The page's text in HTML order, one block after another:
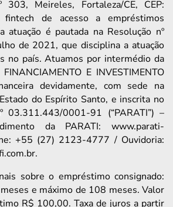
303, Meireles, Fortaleza/CE, CEP:
de acesso a empréstimos
atuação é pautada na Resolução nº
de 2021, que disciplina a atuação
no país. Atuamos por intermédio da
E INVESTIMENTO
devidamente, com sede na
do Espírito Santo, e inscrita no
03.311.443/0001-91 (“PARATI”) –
da PARATI: www.parati-
+55 (27) 2123-4777 / Ouvidoria:
sobre o empréstimo consignado:
e máximo de 108 meses. Valor
R$ 100,00. Taxa de juros a partir